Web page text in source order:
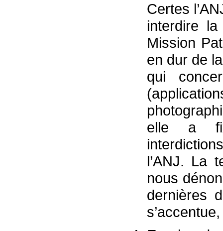
Certes
interdire
Mission
en dur de
qui
elle a
l’ANJ. La
nous
dernières